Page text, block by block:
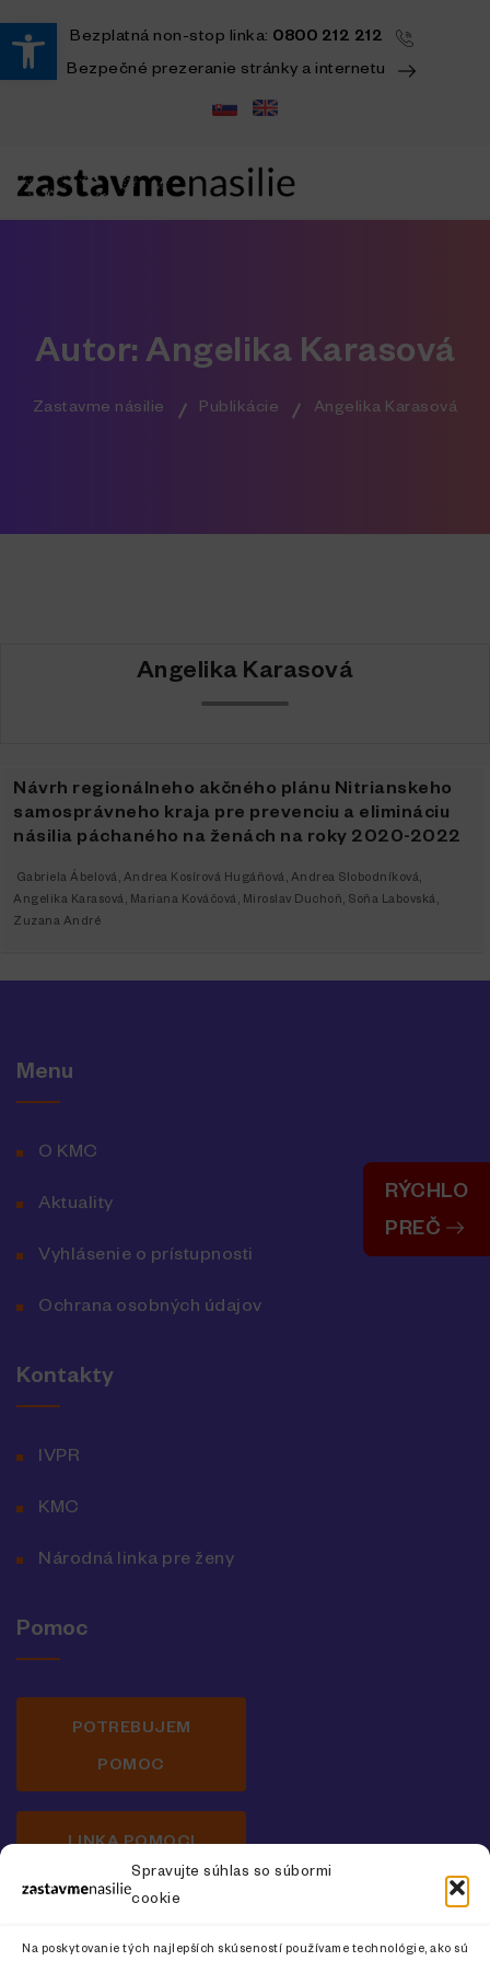
Open toolbar
Spravujte súhlas so súbormi
cookie
Na poskytovanie tých najlepších skúseností používame technológie, ako sú
Bezplatná non-stop linka: 0800 212 212
Bezpečné prezeranie stránky a internetu
RÝCHLO
PREČ
Autor: Angelika Karasová
Zastavme násilie Publikácie Angelika Karasová
Angelika Karasová
Návrh regionálneho akčného plánu Nitrianskeho
samosprávneho kraja pre prevenciu a elimináciu
násilia páchaného na ženách na roky 2020-2022
Gabriela Ábelová, Andrea Kosírová Hugáňová, Andrea Slobodníková,
Angelika Karasová, Mariana Kováčová, Miroslav Duchoň, Soňa Labovská,
Zuzana André
Menu
O KMC
Aktuality
Vyhlásenie o prístupnosti
Ochrana osobných údajov
Kontakty
IVPR
KMC
Národná linka pre ženy
Pomoc
POTREBUJEM
POMOC
LINKA POMOCI
Newsletter o prevencii násilia na ženách